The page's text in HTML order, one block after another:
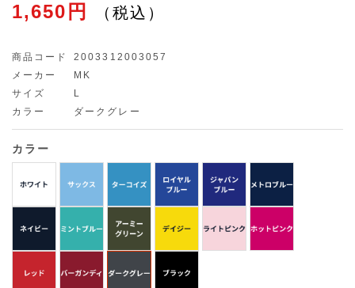
1,650円
商品コード
2003312003057
メーカー
MK
サイズ
L
カラー
ダークグレー
カラー